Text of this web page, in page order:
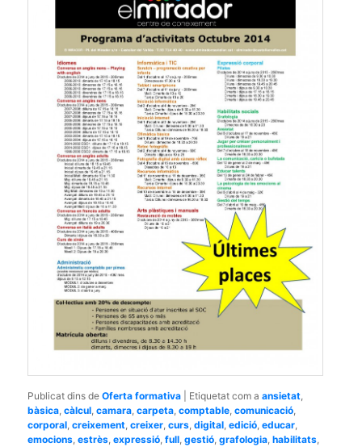
Publicat dins de Oferta formativa Etiquetat com a ansietat,
bàsica,càlcul,camara,carpeta,comptable,comunicació,
corporal,creixement,creixer,curs,digital,edició,educar,
emocions,estrès,expressió,full,gestió,grafologia,habilitats,